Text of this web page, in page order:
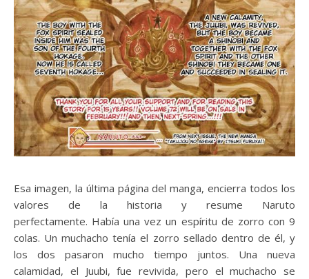
Esa imagen, la última página del manga, encierra todos los
valores de la historia y resume Naruto
perfectamente. Había una vez un espíritu de zorro con 9
colas. Un muchacho tenía el zorro sellado dentro de él, y
los dos pasaron mucho tiempo juntos. Una nueva
calamidad, el Juubi, fue revivida, pero el muchacho se